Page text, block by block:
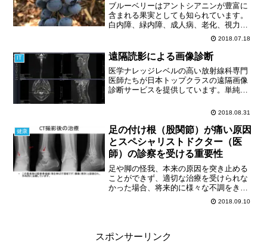
ブルーベリーはアントシアニンが豊富に
含まれる果実としても知られています。
白内障、緑内障、成人病、老化、視力低
下・眼精疲労、アレルギー疾患（花粉
症）、等々、予防・改善効果がありま
す。日本一美味しいブルーベリーを目指
している山内社長のブルーベリーをご紹
介します。
2018.07.18
IT 遠隔読影による画像診断
医学ナレッジレベルの高い放射線科専門
医師たちが日本トップクラスの遠隔画像
診断サービスを提供しています。単純、
医師を求めている病院やご自分のレント
お気軽にお問い合わせください。
2018.08.31
健康
足の付け根（股関節）が痛い原因
とスペシャリストドクター（医
師）の診察を受ける重要性
足や脚の怪我、本来の原因を突き止める
ことができず、適切な治療を受けられな
かった場合、将来的に様々な不調をきた
す場合があります。特に小児期や思春期
の怪我は、痛みが取れたことで完治した
師のようなスペシャリストの診察を受け
るべきです。
2018.09.10
スポンサーリンク